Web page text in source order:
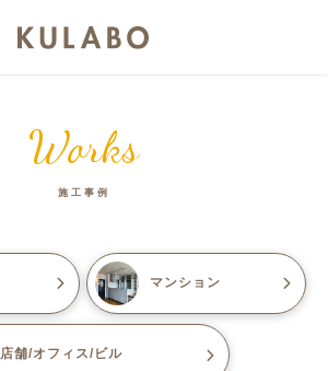
Works
施工事例
マンション
店舗/オフィス/ビル